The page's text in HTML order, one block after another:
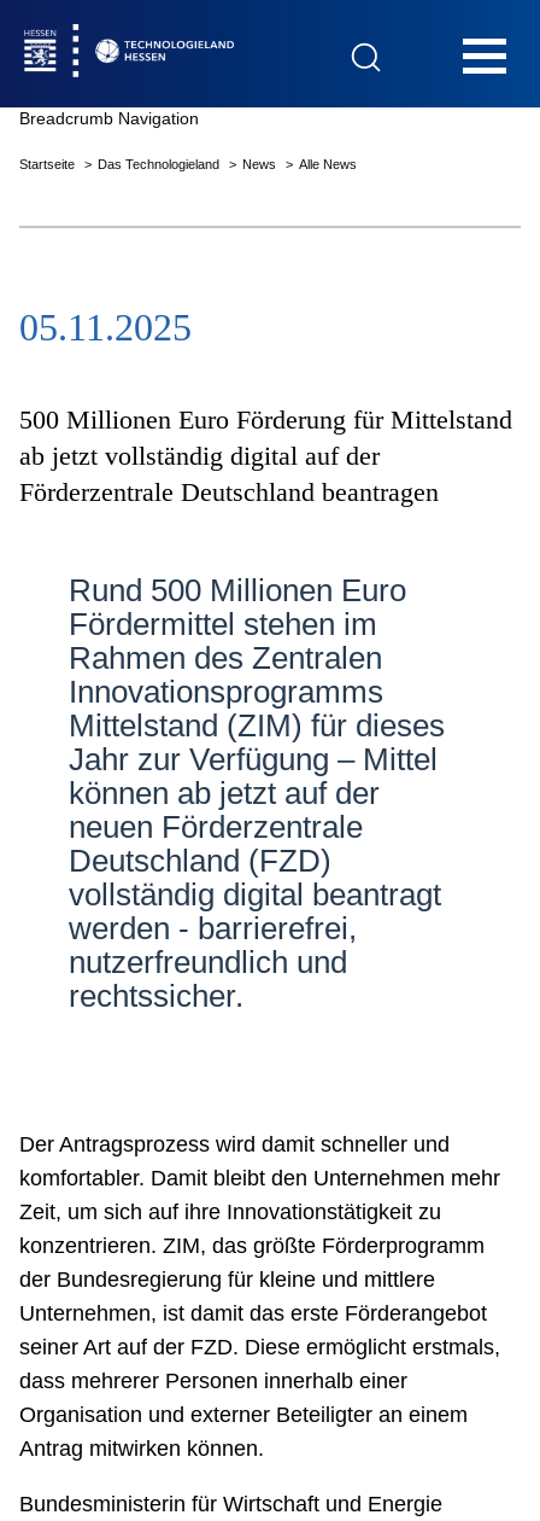
Das Technologieland
Innovationsfelder
Beratung & Förderung
Netzwerke
Breadcrumb Navigation
Startseite Das Technologieland News Alle News
05.11.2025
500 Millionen Euro Förderung für Mittelstand
ab jetzt vollständig digital auf der
Förderzentrale Deutschland beantragen
Rund 500 Millionen Euro
Fördermittel stehen im
Rahmen des Zentralen
Innovationsprogramms
Mittelstand (ZIM) für dieses
Jahr zur Verfügung – Mittel
können ab jetzt auf der
neuen Förderzentrale
Deutschland (FZD)
vollständig digital beantragt
werden - barrierefrei,
nutzerfreundlich und
rechtssicher.
Der Antragsprozess wird damit schneller und
komfortabler. Damit bleibt den Unternehmen mehr
Zeit, um sich auf ihre Innovationstätigkeit zu
konzentrieren. ZIM, das größte Förderprogramm
der Bundesregierung für kleine und mittlere
Unternehmen, ist damit das erste Förderangebot
seiner Art auf der FZD. Diese ermöglicht erstmals,
dass mehrerer Personen innerhalb einer
Organisation und externer Beteiligter an einem
Antrag mitwirken können.
Bundesministerin für Wirtschaft und Energie